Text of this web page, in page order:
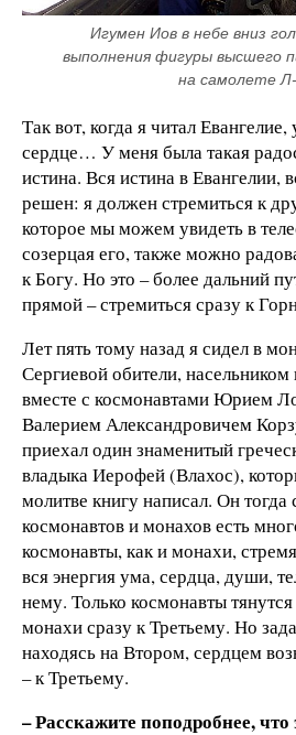
Игумен Иов в небе вниз
выполнения фигуры высшего
на самолете
Так вот, когда я читал
сердце… У меня была такая
истина. Вся истина в Евангелии,
решен: я должен стремиться к
которое мы можем увидеть в
созерцая его, также можно
к Богу. Но это – более дальний
прямой – стремиться сразу к
Лет пять тому назад я сидел в
Сергиевой обители,
вместе с космонавтами Юрием
Валерием Александровичем
приехал один знаменитый
владыка Иерофей (Влахос),
молитве книгу написал. Он тогда
космонавтов и монахов есть
космонавты, как и монахи,
вся энергия ума, сердца, души,
нему. Только космонавты
монахи сразу к Третьему. Но
находясь на Втором, сердцем
– к Третьему.
– Расскажите поподробнее, что